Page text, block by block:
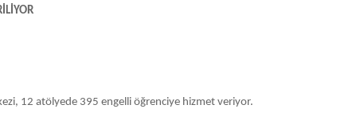
12 atölyede 395 engelli öğrenciye hizmet veriyor.